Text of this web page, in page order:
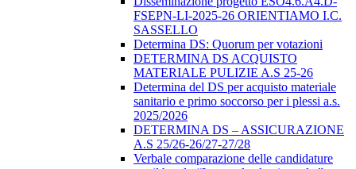
FSEPN-LI-2025-26 ORIENTIAMO I.C.
SASSELLO
Determina DS: Quorum per votazioni
DETERMINA DS ACQUISTO
MATERIALE PULIZIE A.S 25-26
Determina del DS per acquisto materiale
sanitario e primo soccorso per i plessi a.s.
2025/2026
DETERMINA DS – ASSICURAZIONE
A.S 25/26-26/27-27/28
Verbale comparazione delle candidature